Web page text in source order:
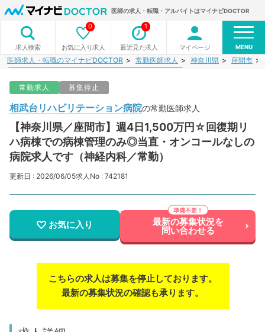
医師の求人・転職・アルバイトはマイナビDOCTOR
求人検索 お気に入り求人
0
最近見た求人
1
マイページ MENU
医師求人・転職のマイナビDOCTOR 常勤医師求人 神奈川県 座間市
常勤求人 募集停止
相武台リハビリテーション病院の常勤医師求人
【神奈川県／座間市】週4日1,500万円☆回復期リ
ハ病棟での病棟管理のみ◎当直・オンコールなしの
病院求人です（神経内科／常勤）
更新日 : 2026/06/05求人No : 742181
お気に入り 最新の募集状況を
問い合わせる
こちらの求人は募集を停止しております。
最新の募集状況の確認も承ります。